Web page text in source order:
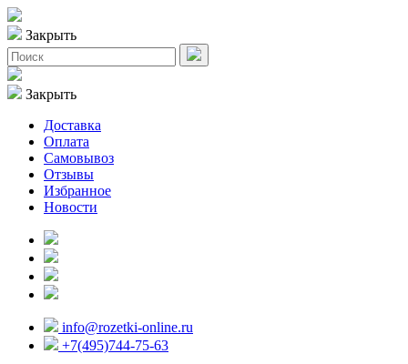
Закрыть
Закрыть
Доставка
Оплата
Самовывоз
Отзывы
Избранное
Новости
info@rozetki-online.ru
+7(495)744-75-63